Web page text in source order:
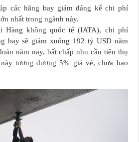
các hãng bay giảm đáng kể chi phí
nhất trong ngành này.
Hàng không quốc tế (IATA), chi phí
bay sẽ giảm xuống 192 tỷ USD năm
năm nay, bất chấp nhu cầu tiêu thụ
tương đương 5% giá vé, chưa bao